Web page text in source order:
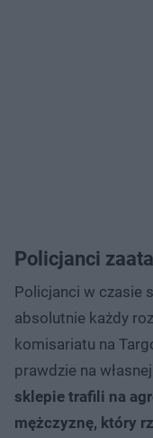
Policjanci
Policjanci w czasie
absolutnie każdy
komisariatu na
prawdzie na
sklepie trafili na
mężczyznę, który